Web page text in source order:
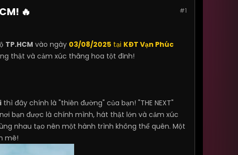
#1
🔥
TP.HCM vào ngày 03/08/2025 tại KĐT Vạn Phúc
thật và cảm xúc thăng hoa tột đỉnh!
thì đây chính là "thiên đường" của bạn! "THE NEXT"
bạn được là chính mình, hát thật lớn và cảm xúc
nhau tạo nên một hành trình không thể quên. Một
mê!